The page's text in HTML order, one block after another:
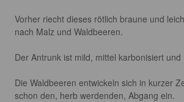
Vorher riecht dieses rötlich braune und
nach Malz und Waldbeeren.
Der Antrunk ist mild, mittel karbonisiert und
Die Waldbeeren entwickeln sich in kurzer
schon den, herb werdenden, Abgang ein.